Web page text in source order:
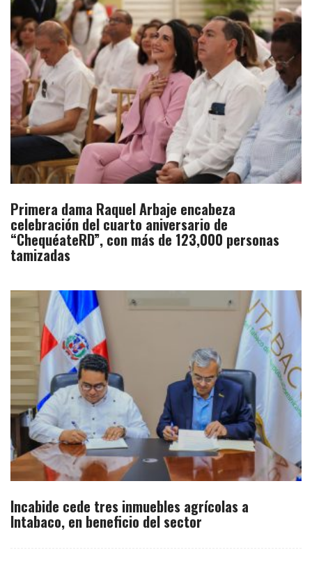
Primera dama Raquel Arbaje encabeza
celebración del cuarto aniversario de
“ChequéateRD”, con más de 123,000 personas
tamizadas
Incabide cede tres inmuebles agrícolas a
Intabaco, en beneficio del sector